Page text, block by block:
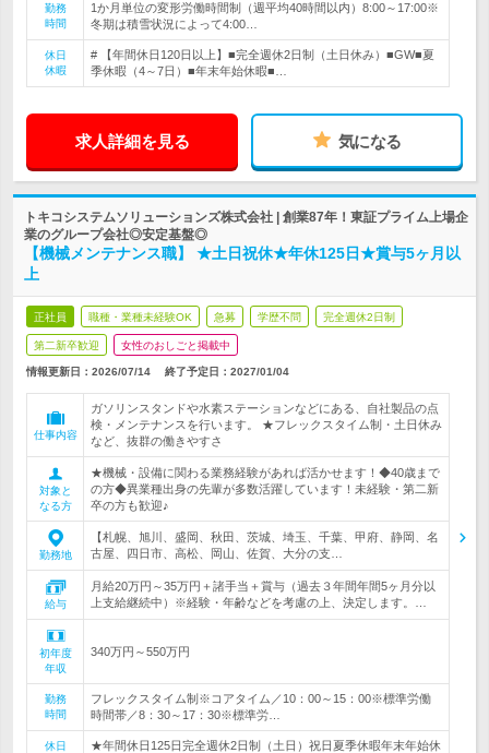
勤務
時間
1か月単位の変形労働時間制（週平均40時間以内）8:00～17:00※
冬期は積雪状況によって4:00…
休日
休暇
# 【年間休日120日以上】■完全週休2日制（土日休み）■GW■夏
季休暇（4～7日）■年末年始休暇■…
求人詳細を見る 気になる
トキコシステムソリューションズ株式会社 | 創業87年！東証プライム上場企
業のグループ会社◎安定基盤◎
【機械メンテナンス職】 ★土日祝休★年休125日★賞与5ヶ月以
上
正社員 職種・業種未経験OK 急募 学歴不問 完全週休2日制
第二新卒歓迎 女性のおしごと掲載中
情報更新日：2026/07/14 終了予定日： 2027/01/04
仕事内容
ガソリンスタンドや水素ステーションなどにある、自社製品の点
検・メンテナンスを行います。 ★フレックスタイム制・土日休み
など、抜群の働きやすさ
対象と
なる方
★機械・設備に関わる業務経験があれば活かせます！◆40歳まで
の方◆異業種出身の先輩が多数活躍しています！未経験・第二新
卒の方も歓迎♪
勤務地
【札幌、旭川、盛岡、秋田、茨城、埼玉、千葉、甲府、静岡、名
古屋、四日市、高松、岡山、佐賀、大分の支…
給与
月給20万円～35万円＋諸手当＋賞与（過去３年間年間5ヶ月分以
上支給継続中）※経験・年齢などを考慮の上、決定します。…
初年度
年収
340万円～550万円
勤務
時間
フレックスタイム制※コアタイム／10：00～15：00※標準労働
時間帯／8：30～17：30※標準労…
休日
★年間休日125日完全週休2日制（土日）祝日夏季休暇年末年始休